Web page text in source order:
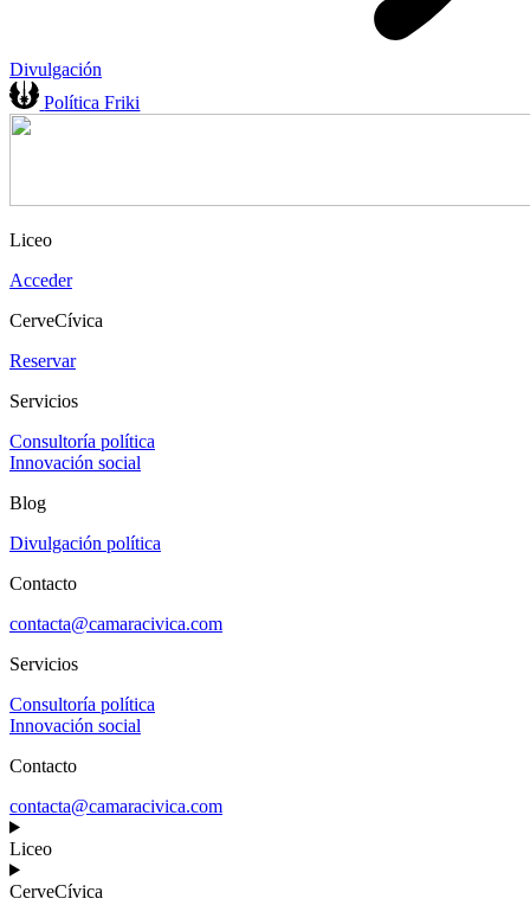
Divulgación
Política Friki
Liceo
Acceder
CerveCívica
Reservar
Servicios
Consultoría política
Innovación social
Blog
Divulgación política
Contacto
contacta@camaracivica.com
Servicios
Consultoría política
Innovación social
Contacto
contacta@camaracivica.com
Liceo
CerveCívica